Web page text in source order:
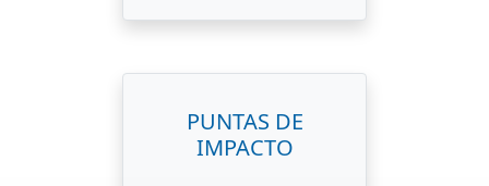
PUNTAS DE
IMPACTO